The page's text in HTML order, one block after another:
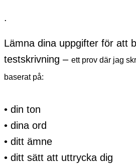
.
Lämna dina uppgifter för att
testskrivning – ett prov där jag
baserat på:
• din ton
• dina ord
• ditt ämne
• ditt sätt att uttrycka dig